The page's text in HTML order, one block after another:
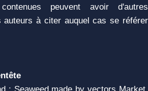
peuvent avoir d'autres
auteurs à citer auquel cas se référer